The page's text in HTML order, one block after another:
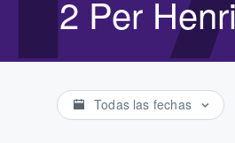
2 Per
Todas las fechas